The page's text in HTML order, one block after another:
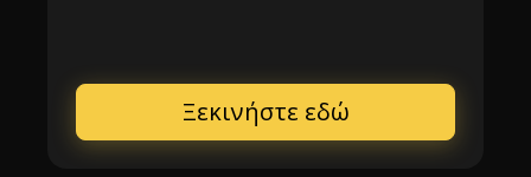
Ξεκινήστε εδώ